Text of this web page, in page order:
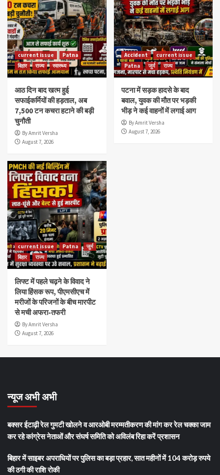
current issue
Patna
बिहार
राज्य स्वास्थ्य
आठ दिन बाद खत्म हुई
सफाईकर्मियों की हड़ताल, अब
7,500 टन कचरा हटाने की बड़ी
चुनौती
By Amrit Versha
August 7, 2026
Accident
current issue
Patna
जुर्म राज्य
पटना में सड़क हादसे के बाद
बवाल, युवक की मौत पर भड़की
भीड़ ने कई वाहनों में लगाई आग
By Amrit Versha
August 7, 2026
current issue Patna
जुर्म
बिहार
राज्य
लिफ्ट में पहले चढ़ने के विवाद ने
लिया हिंसक रूप, पीएमसीएच में
मरीजों के परिजनों के बीच मारपीट
से मची अफरा-तफरी
By Amrit Versha
August 7, 2026
न्यूज अभी अभी
बक्सर ईटाढ़ी रेल गुमटी खोलने व आरओबी मरम्मतीकरण की मांग कर रेल चक्का जाम
कर रहे कांग्रेस नेताओं और संघर्ष समिति को अविलंब रिहा करें प्रशासन
बिहार में साइबर अपराधियों पर पुलिस का बड़ा प्रहार, सात महीनों में 104 करोड़ रुपये
की ठगी की राशि रोकी